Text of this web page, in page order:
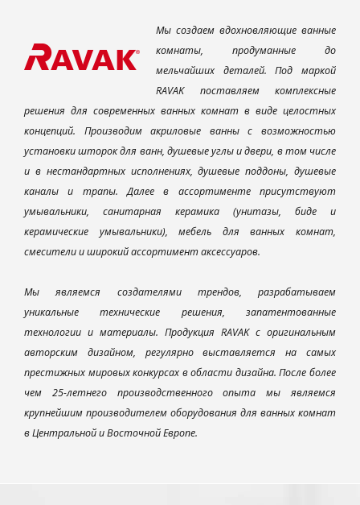
Мы создаем вдохновляющие ванные
комнаты, продуманные до
мельчайших деталей. Под маркой
RAVAK поставляем комплексные
решения для современных ванных комнат в виде целостных
концепций. Производим акриловые ванны с возможностью
установки шторок для ванн, душевые углы и двери, в том числе
и в нестандартных исполнениях, душевые поддоны, душевые
каналы и трапы. Далее в ассортименте присутствуют
умывальники, санитарная керамика (унитазы, биде и
керамические умывальники), мебель для ванных комнат,
смесители и широкий ассортимент аксессуаров.
Мы являемся создателями трендов, разрабатываем
уникальные технические решения, запатентованные
технологии и материалы. Продукция RAVAK с оригинальным
авторским дизайном, регулярно выставляется на самых
престижных мировых конкурсах в области дизайна. После более
чем 25-летнего производственного опыта мы являемся
крупнейшим производителем оборудования для ванных комнат
в Центральной и Восточной Европе.